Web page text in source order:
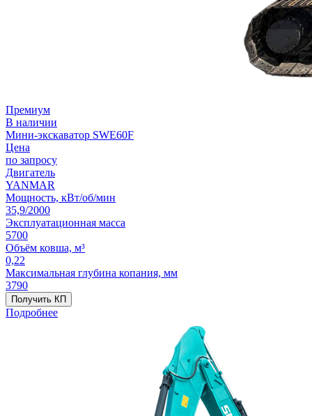
Премиум
В наличии
Мини-экскаватор SWE60F
Цена
по запросу
Двигатель
YANMAR
Мощность, кВт/об/мин
35,9/2000
Эксплуатационная масса
5700
Объём ковша, м³
0,22
Максимальная глубина копания, мм
3790
Получить КП
Подробнее